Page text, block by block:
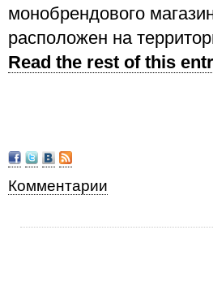
монобрендового
расположен на
Read the rest of this
Комментарии